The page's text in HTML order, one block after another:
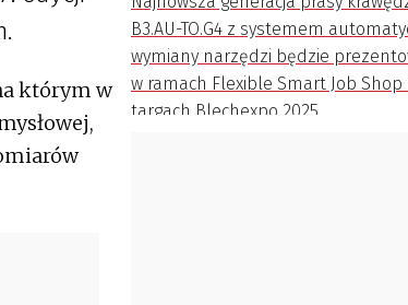
którym w
B3.AU-TO.G4 z systemem
wymiany narzędzi będzie
w ramach Flexible Smart Job Shop
targach Blechexpo 2025.